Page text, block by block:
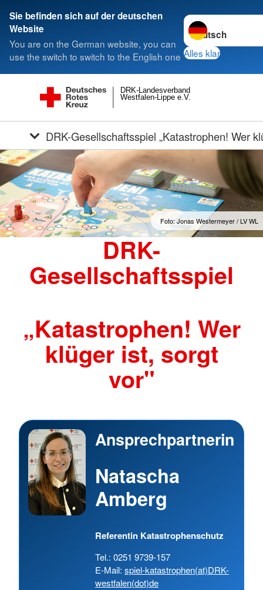
Sie befinden sich auf der deutschen
Website
You are on the German website, you can
use the switch to switch to the English one
Sprache wechseln
Alles klar
Westfalen-Lippe e.V.
DRK-Landesverband
DRK-Gesellschaftsspiel „Katastrophen! Wer
Foto: Jonas Westermeyer / LV WL
DRK-
Gesellschaftsspiel
„Katastrophen! Wer
klüger ist, sorgt
vor"
Ansprechpartnerin
Natascha
Amberg
Referentin Katastrophenschutz
Tel.: 0251 9739-157
E-Mail: spiel-katastrophen(at)DRK-
westfalen(dot)de